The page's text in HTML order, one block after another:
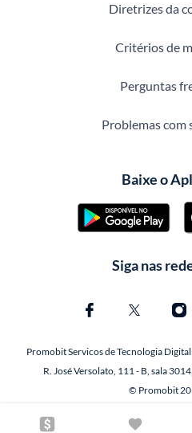
Diretrizes da
Critérios de
Perguntas
Problemas com
Baixe o
Siga nas
Promobit Servicos de Tecnologia
R. José Versolato, 111 - B, sala
© Promobit